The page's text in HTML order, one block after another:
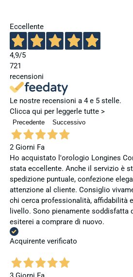
Eccellente
4,9/5
721
recensioni
Le nostre recensioni a 4 e 5 stelle.
Clicca qui per leggerle tutte >
Precedente Successivo
2 Giorni Fa
Ho acquistato l'orologio Longines
stata eccellente. Anche il servizio è
spedizione puntuale, confezione
attenzione al cliente. Consiglio
chi cerca professionalità, affidabilità
livello. Sono pienamente soddisfatta
esiterei a comprare di nuovo.
Acquirente verificato